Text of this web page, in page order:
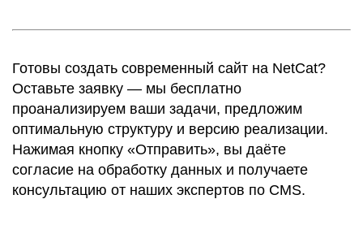
Готовы создать современный сайт на NetCat?
Оставьте заявку — мы бесплатно
проанализируем ваши задачи, предложим
оптимальную структуру и версию реализации.
Нажимая кнопку «Отправить», вы даёте
согласие на обработку данных и получаете
консультацию от наших экспертов по CMS.